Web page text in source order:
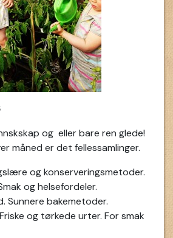
og eller bare ren glede!
måned er det fellessamlinger.
og konserveringsmetoder.
og helsefordeler.
Sunnere bakemetoder.
og tørkede urter. For smak